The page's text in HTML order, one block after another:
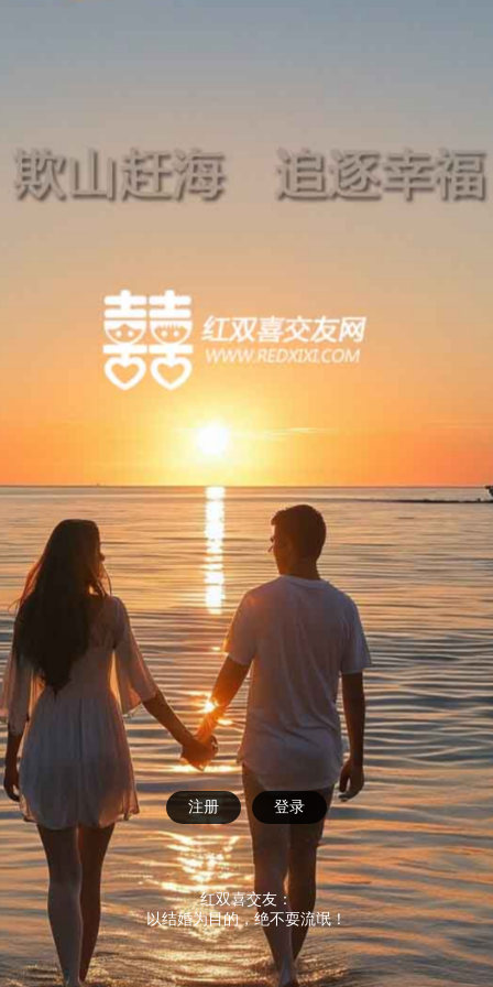
注册 登录
红双喜交友：
以结婚为目的，绝不耍流氓！